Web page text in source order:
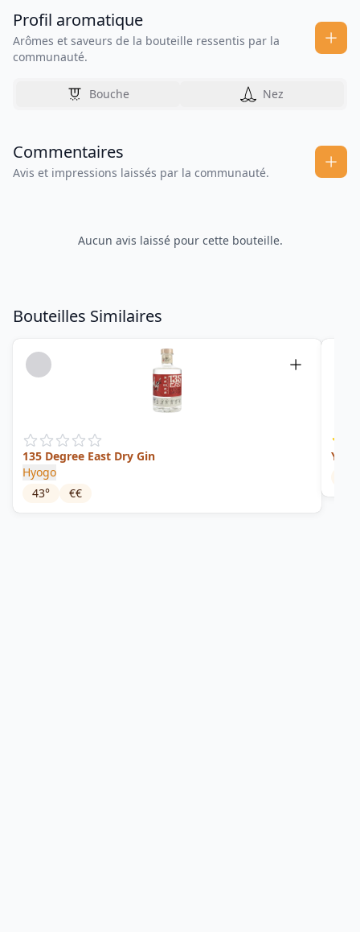
Profil aromatique
Arômes et saveurs de la bouteille ressentis par la
communauté.
Bouche Nez
Commentaires
Avis et impressions laissés par la communauté.
Aucun avis laissé pour cette bouteille.
Bouteilles Similaires
135 Degree East Dry Gin
Hyogo
43° €€